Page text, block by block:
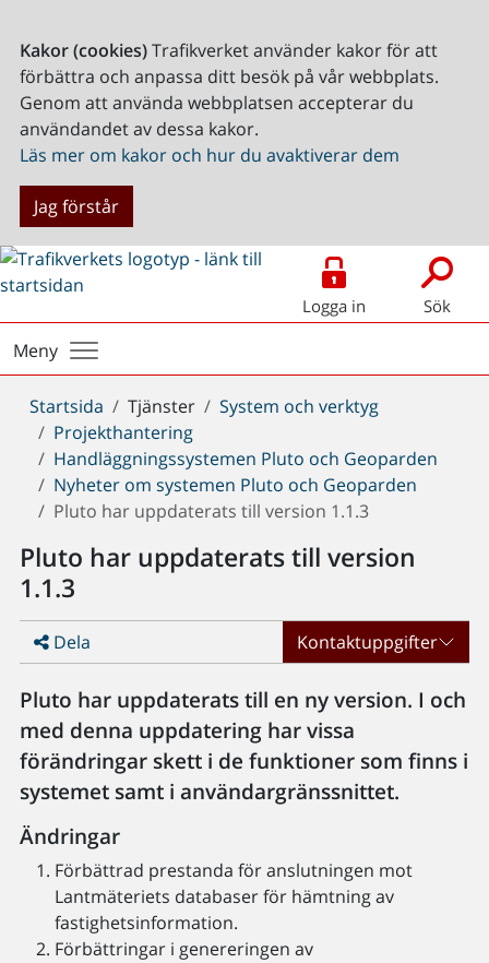
Kakor (cookies)Trafikverket använder kakor för att
förbättra och anpassa ditt besök på vår webbplats.
Genom att använda webbplatsen accepterar du
användandet av dessa kakor.
Läs mer om kakor och hur du avaktiverar dem
Jag förstår
Logga in Sök
Meny
Du
är
här:
Startsida Tjänster
System och verktyg
Projekthantering
Handläggningssystemen Pluto och Geoparden
Nyheter om systemen Pluto och Geoparden
Pluto har uppdaterats till version 1.1.3
Pluto har uppdaterats till version
1.1.3
Dela Kontaktuppgifter
Pluto har uppdaterats till en ny version. I och
med denna uppdatering har vissa
förändringar skett i de funktioner som finns i
systemet samt i användargränssnittet.
Ändringar
Förbättrad prestanda för anslutningen mot
Lantmäteriets databaser för hämtning av
fastighetsinformation.
Förbättringar i genereringen av